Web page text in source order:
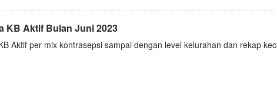
KB Aktif Bulan Juni 2023
Aktif per mix kontrasepsi sampai dengan level kelurahan dan rekap